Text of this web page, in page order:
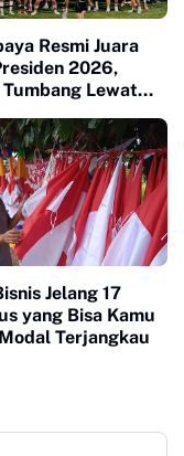
Resmi Juara
2026,
Lewat
Jelang 17
yang Bisa Kamu
Terjangkau